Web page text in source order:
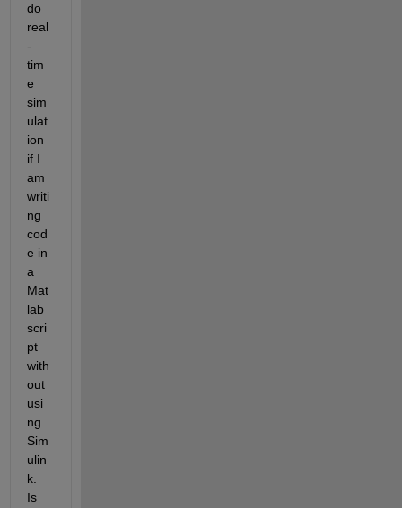
do
real
-
tim
e
sim
ulat
ion
if I
am
writi
ng
cod
e in
a
Mat
lab
scri
pt
with
out
usi
ng
Sim
ulin
k.
Is